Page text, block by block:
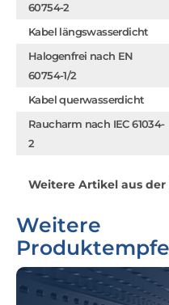
60754-2
Kabel längswasserdicht
Halogenfrei nach EN
60754-1/2
Kabel querwasserdicht
Raucharm nach IEC 61034-
2
Weitere Artikel aus
Weitere